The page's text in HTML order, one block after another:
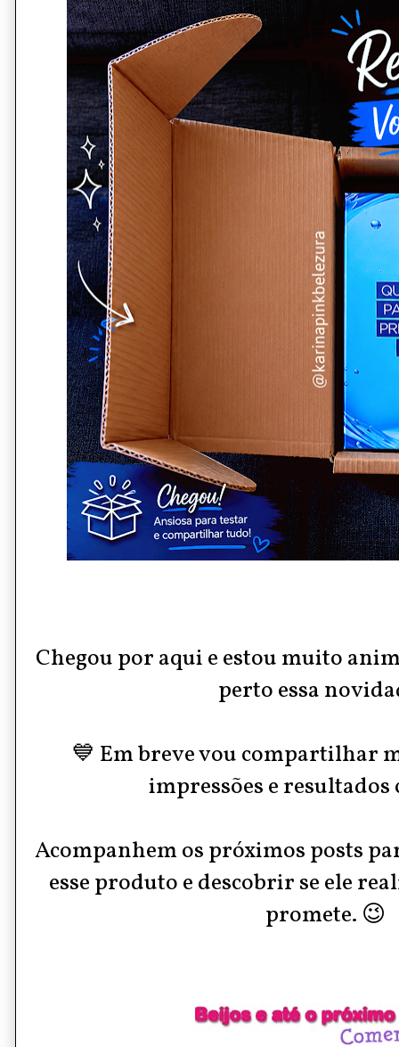
Chegou por aqui e estou muito
perto essa
💙 Em breve vou compartilhar
impressões e resultados
Acompanhem os próximos posts
esse produto e descobrir se ele
promete. 😉